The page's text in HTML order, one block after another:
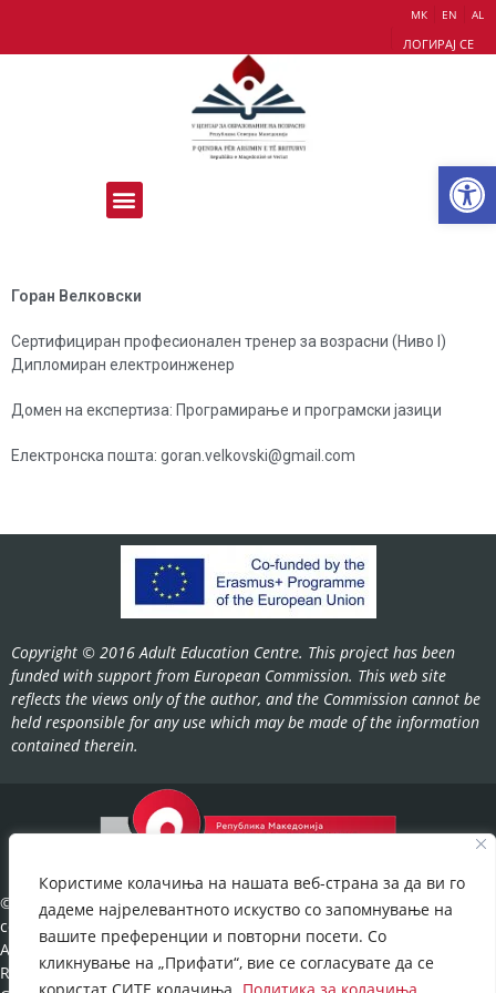
Користиме колачиња на нашата веб-страна за да ви го
дадеме најрелевантното искуство со запомнување на
вашите преференции и повторни посети. Со
кликнување на „Прифати“, вие се согласувате да се
МК EN AL
ЛОГИРАЈ СЕ
Горан Велковски
Сертифициран професионален тренер за возрасни (Ниво I)
Дипломиран електроинженер
Домен на експертиза: Програмирање и програмски јазици
Електронска пошта: goran.velkovski@gmail.com
Copyright © 2016 Adult Education Centre. This project has been
funded with support from European Commission. This web site
reflects the views only of the author, and the Commission cannot be
held responsible for any use which may be made of the information
contained therein.
©2022-
cov.gov.mk.
All Rights
Reserved.